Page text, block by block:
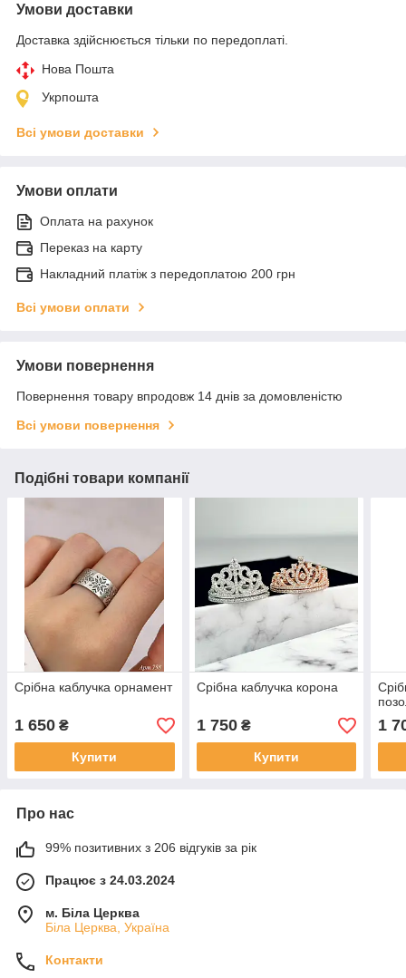
Умови доставки
Доставка здійснюється тільки по передоплаті.
Нова Пошта
Укрпошта
Всі умови доставки
Умови оплати
Оплата на рахунок
Переказ на карту
Накладний платіж з передоплатою 200 грн
Всі умови оплати
Умови повернення
Повернення товару впродовж 14 днів за домовленістю
Всі умови повернення
Подібні товари компанії
Срібна каблучка орнамент
1 650 ₴
Купити
Срібна каблучка корона
1 750₴
Купити
1
Про нас
99% позитивних з 206 відгуків за рік
Працює з 24.03.2024
м. Біла Церква
Біла Церква, Україна
Контакти